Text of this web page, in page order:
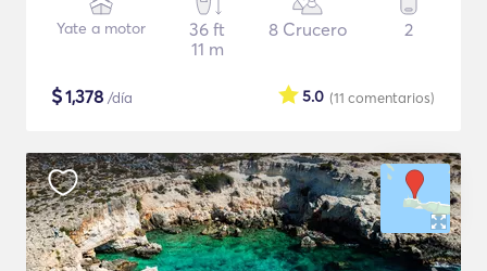
Yate a motor
36 ft
11 m
8 Crucero 2
$1,378 /día (11 comentarios)
5.0